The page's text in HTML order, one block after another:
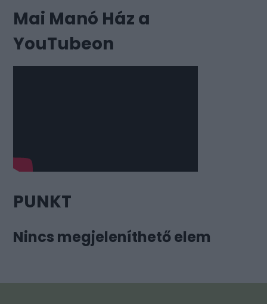
Mai Manó Ház a
YouTubeon
PUNKT
Nincs megjeleníthető elem